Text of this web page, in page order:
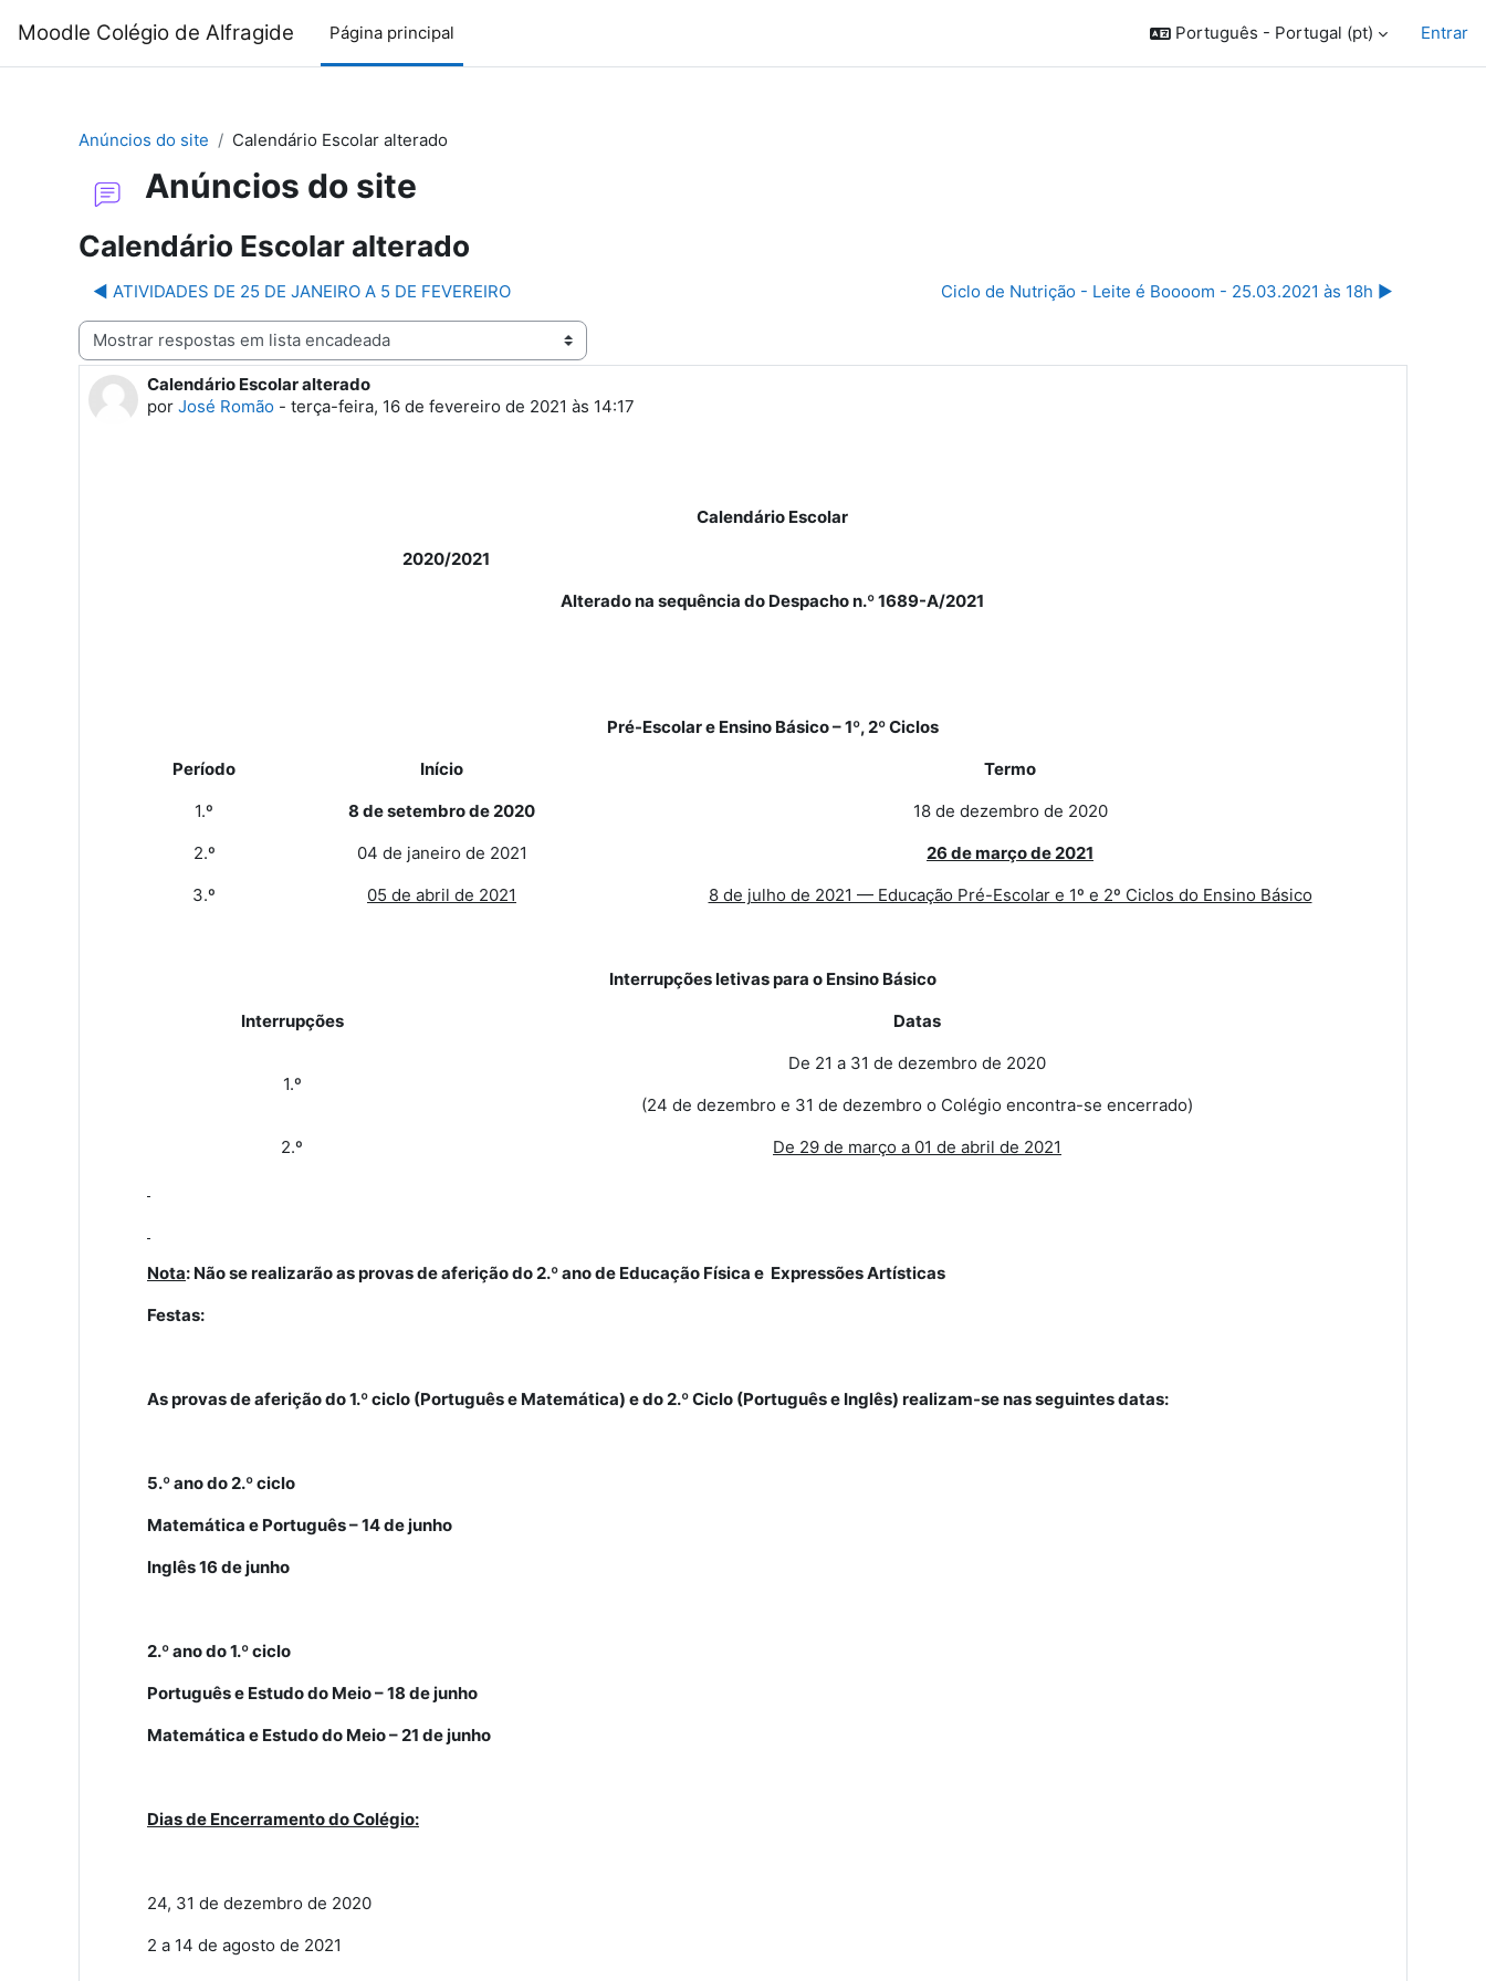
Moodle Colégio de Alfragide Página principal Português - Portugal ‎(pt)‎ Entrar
Anúncios do site Calendário Escolar alterado
Anúncios do site
Calendário Escolar alterado
◀︎ ATIVIDADES DE 25 DE JANEIRO A 5 DE FEVEREIRO Ciclo de Nutrição - Leite é Boooom - 25.03.2021 às 18h ▶︎
Modo de visualização
Calendário Escolar alterado
por José Romão - terça-feira, 16 de fevereiro de 2021 às 14:17
Número de respostas: 0
Calendário Escolar
2020/2021
Alterado na sequência do Despacho n.º 1689-A/2021
Pré-Escolar e Ensino Básico – 1º, 2º Ciclos
Período
Início
Termo
1.º
8 de setembro de 2020
18 de dezembro de 2020
2.º
04 de janeiro de 2021
26 de março de 2021
3.º
05 de abril de 2021 8 de julho de 2021 — Educação Pré-Escolar e 1º e 2º Ciclos do Ensino Básico
Interrupções letivas para o Ensino Básico
Interrupções
Datas
1.º
De 21 a 31 de dezembro de 2020
(24 de dezembro e 31 de dezembro o Colégio encontra-se encerrado)
2.º
De 29 de março a 01 de abril de 2021
Nota: Não se realizarão as provas de aferição do 2.º ano de Educação Física e Expressões Artísticas
Festas:
As provas de aferição do 1.º ciclo (Português e Matemática) e do 2.º Ciclo (Português e Inglês) realizam-se nas seguintes datas:
5.º ano do 2.º ciclo
Matemática e Português – 14 de junho
Inglês 16 de junho
2.º ano do 1.º ciclo
Português e Estudo do Meio – 18 de junho
Matemática e Estudo do Meio – 21 de junho
Dias de Encerramento do Colégio:
24, 31 de dezembro de 2020
2 a 14 de agosto de 2021